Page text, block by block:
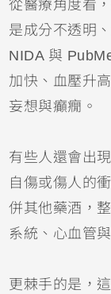
從醫療角度看
是成分不透明
NIDA 與
加快、血壓升
妄想與癲癇。
有些人還會出
自傷或傷人的
併其他藥酒，
系統、心血管
更棘手的是，